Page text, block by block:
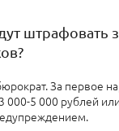
штрафовать
За первое
000-5 000 рублей